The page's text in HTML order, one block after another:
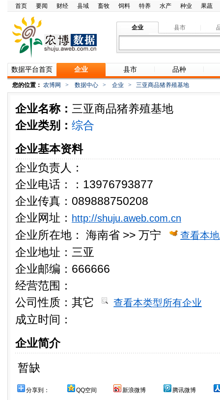
首页 要闻 财经 县域 畜牧 饲料 特养 水产 种业 果蔬
企业 县市
数据平台首页 企业 县市 品种
您的位置： 农博网 > 数据中心 > 企业 > 三亚商品猪养殖基地
企业名称： 三亚商品猪养殖基地
企业类别： 综合
企业基本资料
企业负责人：
企业电话：：13976793877
企业传真：089888750208
企业网址： http://shuju.aweb.com.cn
企业所在地： 海南省 >> 万宁 查看本
企业地址：三亚
企业邮编：666666
经营范围：
公司性质： 其它 查看本类型所有企业
成立时间：
企业简介
暂缺
分享到： QQ空间 新浪微博 腾讯微博